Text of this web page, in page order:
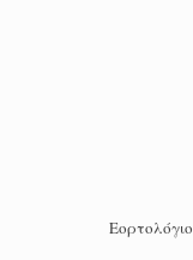
Εορτολόγιο